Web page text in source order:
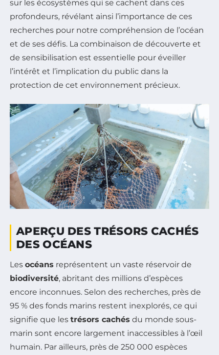
sur les écosystèmes qui se cachent dans ces
profondeurs, révélant ainsi l’importance de ces
recherches pour notre compréhension de l’océan
et de ses défis. La combinaison de découverte et
de sensibilisation est essentielle pour éveiller
l’intérêt et l’implication du public dans la
protection de cet environnement précieux.
APERÇU DES TRÉSORS CACHÉS
DES OCÉANS
Les océans représentent un vaste réservoir de
biodiversité, abritant des millions d’espèces
encore inconnues. Selon des recherches, près de
95 % des fonds marins restent inexplorés, ce qui
signifie que les trésors cachés du monde sous-
marin sont encore largement inaccessibles à l’œil
humain. Par ailleurs, près de 250 000 espèces